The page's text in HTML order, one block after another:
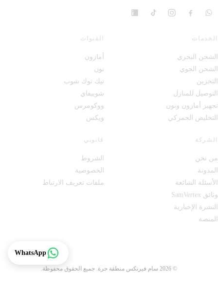
الخدمات
الشحن البحري
الشحن الجوي
التخزين
التوصيل للمنازل
تجهيز أمازون ونون
التخليص الجمركي
القنوات
أمازون
نون
تيك توك شوب
شوبيفاي
ووكومرس
ويكس
الشركة
من نحن
المدونة
الأسئلة الشائعة
وثائق SamVertex
النشرة الإخبارية
المنصة
قانوني
الشروط
الخصوصية
ملفات تعريف الارتباط
© 2026 سام فيرتكس منطقة حرة. جميع الحقوق محفوظة.
WhatsApp